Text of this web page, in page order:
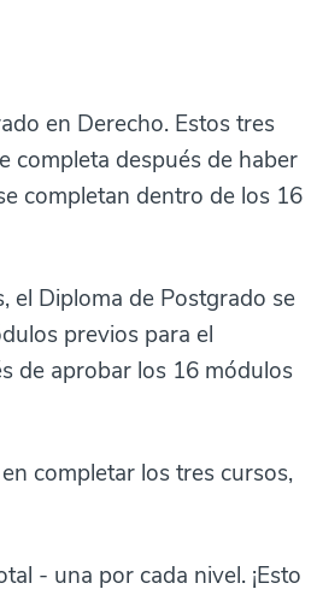
en Derecho. Estos tres
completa después de haber
completan dentro de los 16
el Diploma de Postgrado se
previos para el
de aprobar los 16 módulos
completar los tres cursos,
- una por cada nivel. ¡Esto